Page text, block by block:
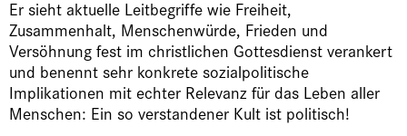
Er sieht aktuelle Leitbegriffe wie Freiheit,
Zusammenhalt, Menschenwürde, Frieden und
Versöhnung fest im christlichen Gottesdienst verankert
und benennt sehr konkrete sozialpolitische
Implikationen mit echter Relevanz für das Leben aller
Menschen: Ein so verstandener Kult ist politisch!